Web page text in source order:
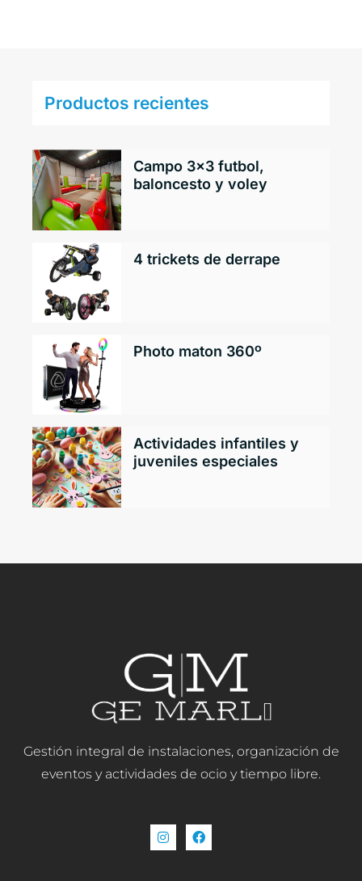
Productos recientes
Campo 3×3 futbol,
baloncesto y voley
4 trickets de derrape
Photo maton 360º
Actividades infantiles y
juveniles especiales
Gestión integral de instalaciones, organización de
eventos y actividades de ocio y tiempo libre.